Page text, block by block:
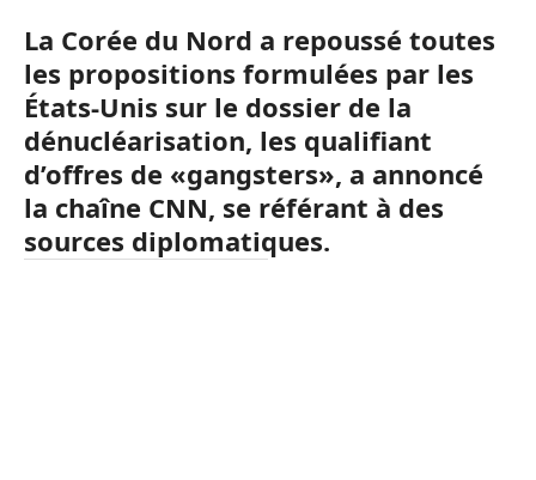
La Corée du Nord a repoussé toutes
les propositions formulées par les
États-Unis sur le dossier de la
dénucléarisation, les qualifiant
d’offres de «gangsters», a annoncé
la chaîne CNN, se référant à des
sources diplomatiques.